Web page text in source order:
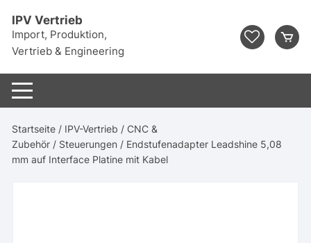
Inhalt
springen
IPV Vertrieb
Import, Produktion,
Vertrieb & Engineering
Startseite / IPV-Vertrieb / CNC &
Zubehör / Steuerungen / Endstufenadapter Leadshine 5,08
mm auf Interface Platine mit Kabel